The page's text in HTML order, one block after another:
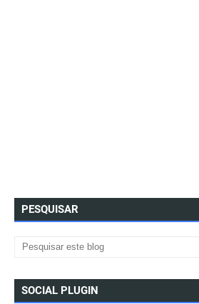
PESQUISAR
SOCIAL PLUGIN